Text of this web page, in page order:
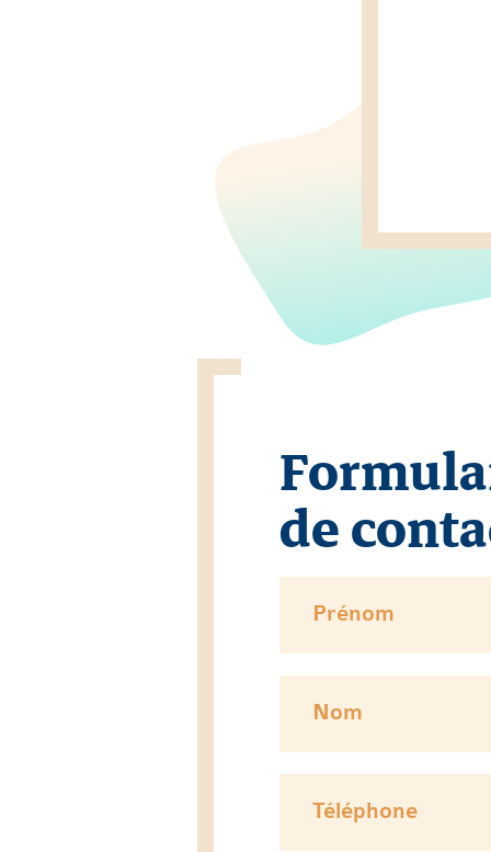
de
Prénom
Nom
Téléphone